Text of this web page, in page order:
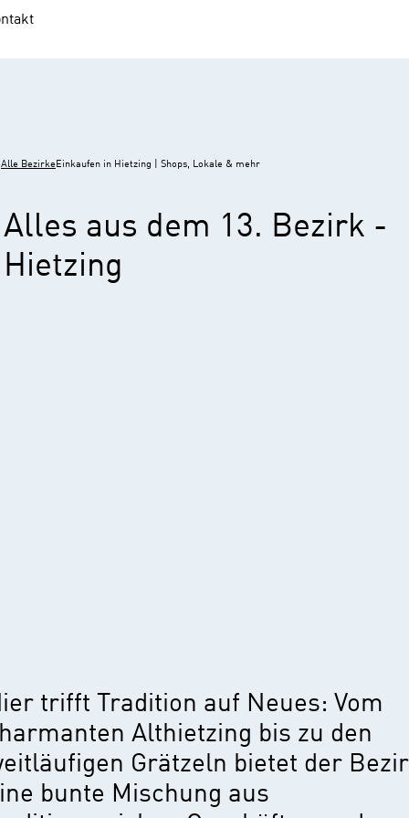
Alle BezirkeEinkaufen in Hietzing | Shops, Lokale & mehr
Alles aus dem 13. Bezirk -
Hietzing
trifft Tradition auf Neues: Vom
Althietzing bis zu den
Grätzeln bietet der
bunte Mischung aus